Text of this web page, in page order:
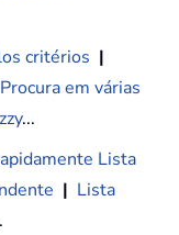
critérios |
Procura em várias
...
Lista
| Lista